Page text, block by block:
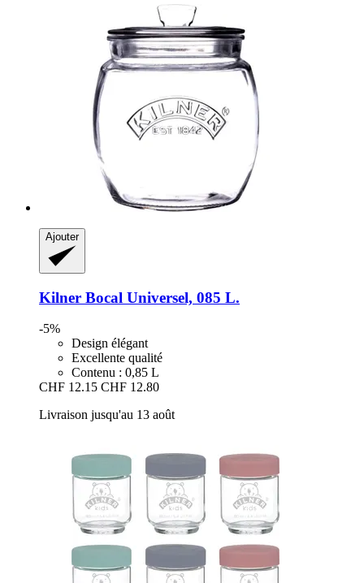
Ajouter
Kilner Bocal Universel, 085 L.
-5%
Design élégant
Excellente qualité
Contenu : 0,85 L
CHF 12.15 CHF 12.80
Livraison jusqu'au 13 août